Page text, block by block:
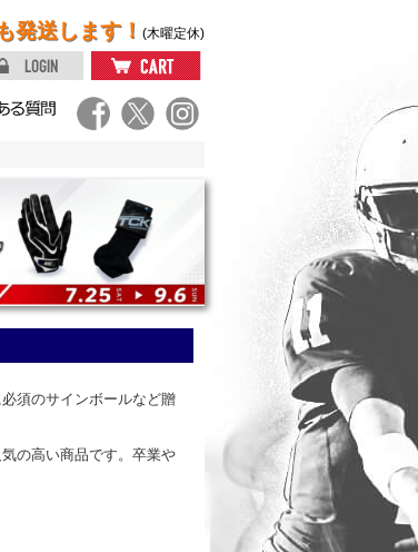
発送します！ (木曜定休)
須のサインボールなど贈
の高い商品です。卒業や